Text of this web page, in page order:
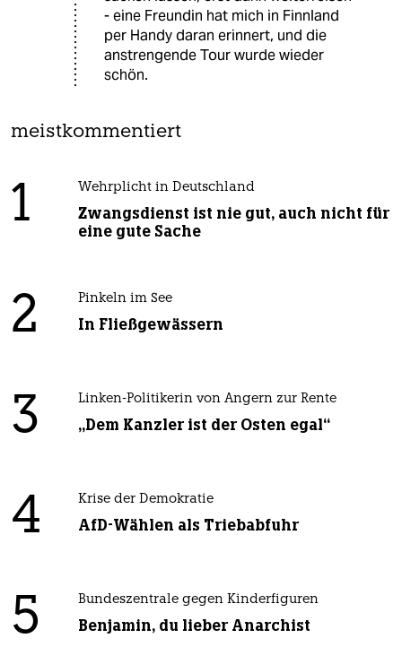
- eine Freundin hat mich in Finnland
per Handy daran erinnert, und die
anstrengende Tour wurde wieder
schön.
meistkommentiert
1 Wehrplicht in Deutschland
Zwangsdienst ist nie gut, auch nicht für
eine gute Sache
2 Pinkeln im See
In Fließgewässern
3 Linken-Politikerin von Angern zur Rente
„Dem Kanzler ist der Osten egal“
4 Krise der Demokratie
AfD-Wählen als Triebabfuhr
5 Bundeszentrale gegen Kinderfiguren
Benjamin, du lieber Anarchist